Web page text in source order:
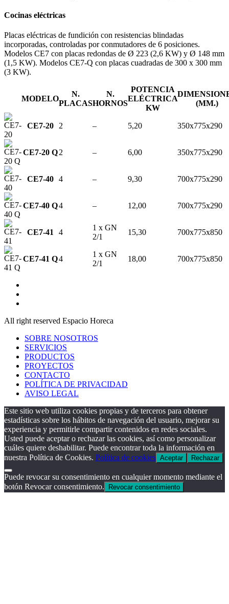
Cocinas eléctricas
Placas eléctricas de fundición con resistencias blindadas
incorporadas, controladas por conmutadores de 6 posiciones.
Modelos CE7 con placas redondas de Ø 223 (2,6 KW) y Ø 148 mm
(1,5 KW). Modelos CE7-Q con placas cuadradas de 300 x 300 mm
(3 KW).
MODELO
N.
PLACAS
N.
HORNOS
POTENCIA
ELÉCTRICA
KW
(MM.)
CE7-20 2 – 5,20 350x775x290
CE7-20 Q2 – 6,00 350x775x290
CE7-40 4 – 9,30 700x775x290
CE7-40 Q4 – 12,00 700x775x290
CE7-41 4
1 x GN
2/1
15,30 700x775x850
CE7-41 Q4
1 x GN
2/1
18,00 700x775x850
All right reserved Espacio Horeca
SOBRE NOSOTROS
SERVICIOS
PRODUCTOS
PROYECTOS
CONTACTO
POLÍTICA DE PRIVACIDAD
AVISO LEGAL
Este sitio web utiliza cookies propias y de terceros para obtener
estadísticas sobre los hábitos de navegación del usuario, mejorar su
experiencia y permitirle compartir contenidos en redes sociales.
Usted puede aceptar o rechazar las cookies, así como personalizar
cuáles quiere deshabilitar. Puede encontrar toda la información en
nuestra Política de Cookies. Política de cookies Aceptar Rechazar
Puede revocar su consentimiento en cualquier momento mediante el
botón Revocar consentimiento.
Revocar consentimiento